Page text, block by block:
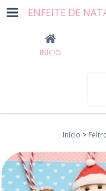
ENFEITE DE
INÍCIO
Início >